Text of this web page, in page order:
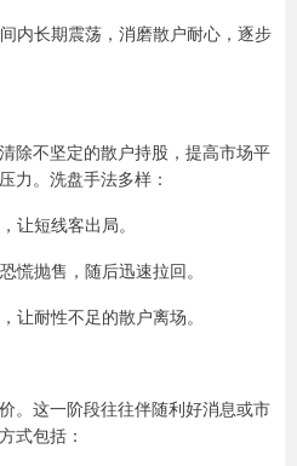
内长期震荡，消磨散户耐心，逐步
除不坚定的散户持股，提高市场平
力。洗盘手法多样：
让短线客出局。
慌抛售，随后迅速拉回。
让耐性不足的散户离场。
。这一阶段往往伴随利好消息或市
式包括：